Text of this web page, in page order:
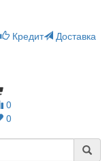
Кредит
Доставка
0
0